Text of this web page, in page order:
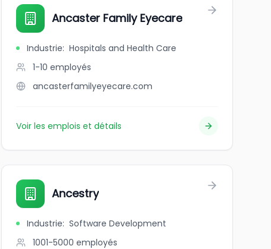
Ancaster Family Eyecare
Industrie: Hospitals and Health Care
1-10 employés
ancasterfamilyeyecare.com
Voir les emplois et détails
Ancestry
Industrie: Software Development
1001-5000 employés